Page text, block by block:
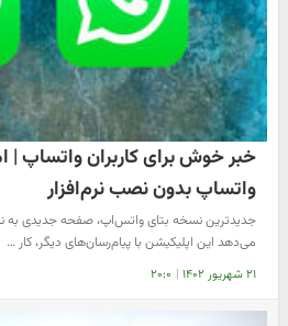
خبر خوش برای کاربران واتساپ |
واتساپ بدون نصب نرم‌افزار
جدیدترین نسخه بتای واتس‌اپ، صفحه جدیدی به
می‌دهد این اپلیکیشن با پیام‌رسان‌های دیگر، کار …
۲۱ شهریور ۱۴۰۲ | ۲۰:۰